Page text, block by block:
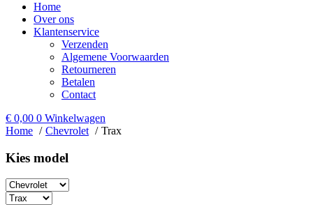
Home
Over ons
Klantenservice
Verzenden
Algemene Voorwaarden
Retourneren
Betalen
Contact
€ 0,00 0 Winkelwagen
Home
Chevrolet Trax
Kies model​